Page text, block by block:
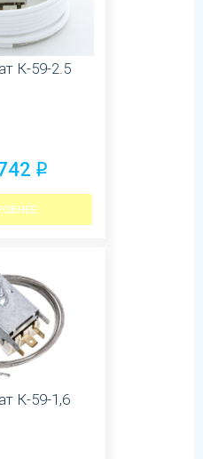
К-59-2.5
q
К-59-1,6